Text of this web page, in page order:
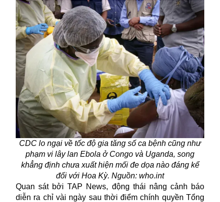
CDC lo ngại về tốc độ gia tăng số ca bệnh cũng như
phạm vi lây lan Ebola ở Congo và Uganda, song
khẳng định chưa xuất hiện mối đe dọa nào đáng kể
đối với Hoa Kỳ. Nguồn: who.int
Quan sát bởi TAP News, động thái nâng cảnh báo
diễn ra chỉ vài ngày sau thời điểm chính quyền Tổng